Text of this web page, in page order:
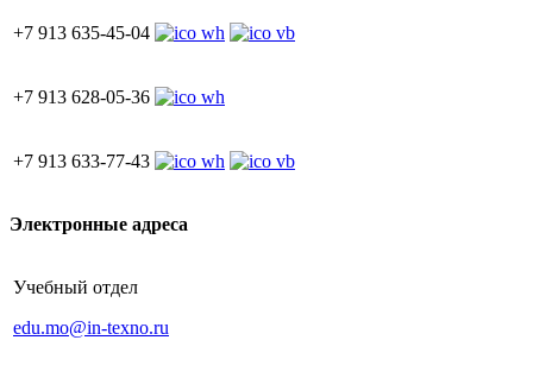
+7 913 635-45-04
+7 913 628-05-36
+7 913 633-77-43
Электронные адреса
Учебный отдел
edu.mo@in-texno.ru